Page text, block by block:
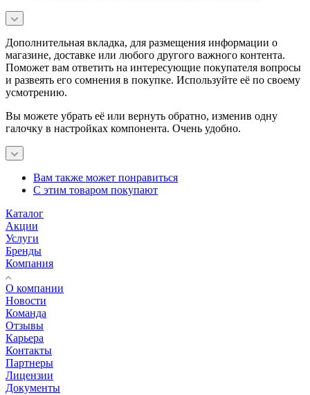
Дополнительная вкладка, для размещения информации о
магазине, доставке или любого другого важного контента.
Поможет вам ответить на интересующие покупателя вопросы
и развеять его сомнения в покупке. Используйте её по своему
усмотрению.
Вы можете убрать её или вернуть обратно, изменив одну
галочку в настройках компонента. Очень удобно.
Вам также может понравиться
С этим товаром покупают
Каталог
Акции
Услуги
Бренды
Компания
О компании
Новости
Команда
Отзывы
Карьера
Контакты
Партнеры
Лицензии
Документы